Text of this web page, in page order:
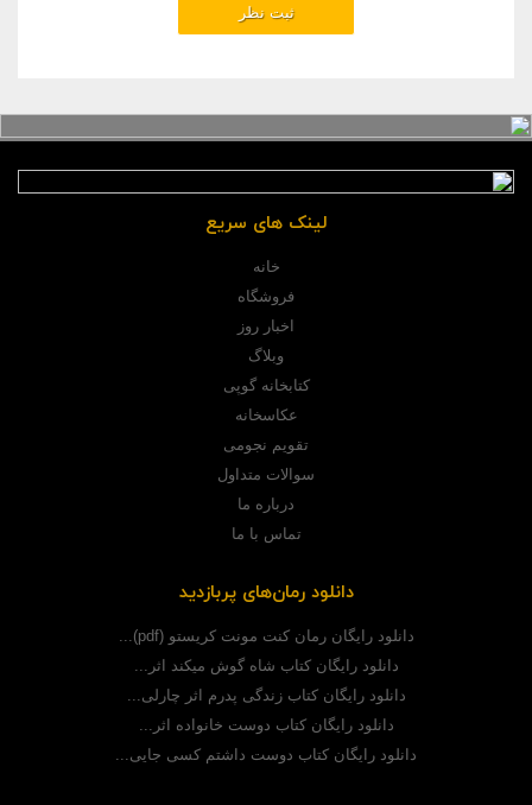
لینک های سریع
خانه
فروشگاه
اخبار روز
وبلاگ
کتابخانه گوپی
عکاسخانه
تقویم نجومی
سوالات متداول
درباره ما
تماس با ما
دانلود رمان‌های پربازدید
دانلود رایگان رمان کنت مونت کریستو (pdf)...
دانلود رایگان کتاب شاه گوش میکند اثر...
دانلود رایگان کتاب زندگی پدرم اثر چارلی...
دانلود رایگان کتاب دوست خانواده اثر...
دانلود رایگان کتاب دوست داشتم کسی جایی...